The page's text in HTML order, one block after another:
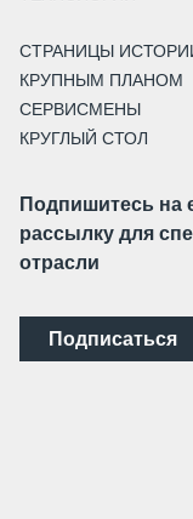
СТРАНИЦЫ
КРУПНЫМ ПЛАНОМ
СЕРВИСМЕНЫ
КРУГЛЫЙ СТОЛ
Подпишитесь на
рассылку для
отрасли
Подписаться